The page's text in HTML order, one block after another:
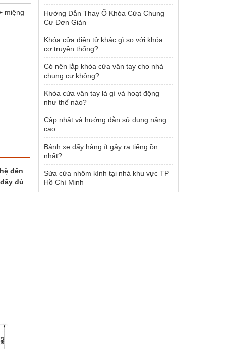
miệng
đến
đủ
Hướng Dẫn Thay Ổ Khóa Cửa Chung
Cư Đơn Giản
Khóa cửa điện tử khác gì so với khóa
cơ truyền thống?
Có nên lắp khóa cửa vân tay cho nhà
chung cư không?
Khóa cửa vân tay là gì và hoạt động
như thế nào?
Cập nhật và hướng dẫn sử dụng nâng
cao
Bánh xe đẩy hàng ít gây ra tiếng ồn
nhất?
Sửa cửa nhôm kính tại nhà khu vực TP
Hồ Chí Minh